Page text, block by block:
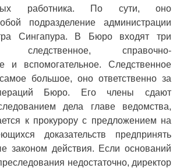
работника. По сути, оно
подразделение администрации
Сингапура. В Бюро входят три
следственное, справочно-
и вспомогательное. Следственное
большое, оно ответственно за
Бюро. Его члены сдают
дела главе ведомства,
к прокурору с предложением на
доказательств предпринять
законом действия. Если оснований
недостаточно, директор